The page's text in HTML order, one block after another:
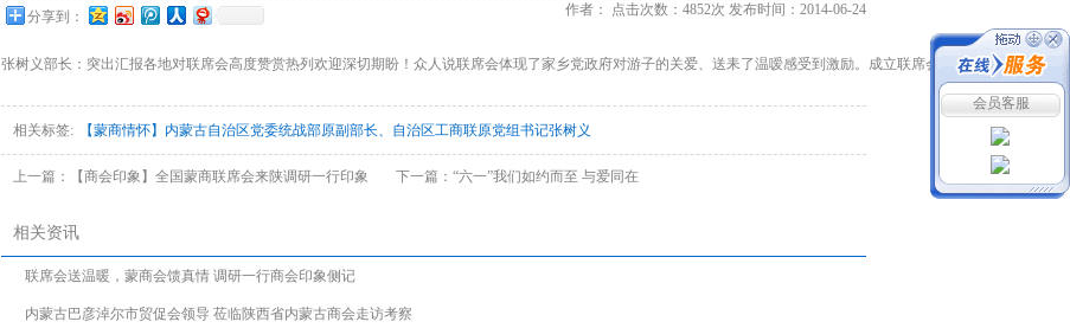
分享到： 作者： 点击次数：4852次 发布时间：2014-06-24
张树义部长：突出汇报各地对联席会高度赞赏热列欢迎深切期盼！众人说联席会体现了家乡党政府对游子的关爱、送耒了温嗳感受到激励。成立联席会有了娘家找到靠
相关标签: 【蒙商情怀】内蒙古自治区党委统战部原副部长、自治区工商联原党组书记张树义
上一篇： 【商会印象】全国蒙商联席会来陕调研一行印象 下一篇： “六一”我们如约而至 与爱同在
相关资讯
联席会送温暖，蒙商会馈真情 调研一行商会印象侧记
内蒙古巴彦淖尔市贸促会领导 莅临陕西省内蒙古商会走访考察
会员客服